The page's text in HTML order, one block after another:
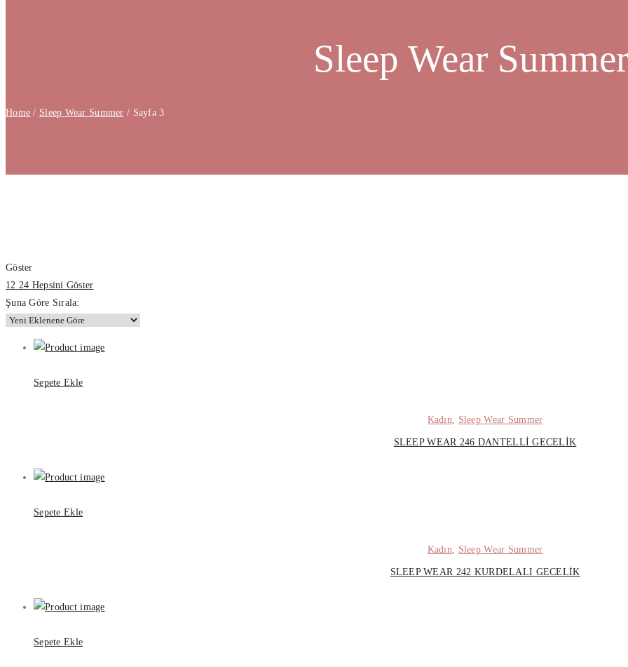
Sleep Wear Summer
Home / Sleep Wear Summer / Sayfa 3
Göster
12 24 Hepsini Göster
Şuna Göre Sırala:
Sepete Ekle
Kadın Sleep Wear Summer
SLEEP WEAR 246 DANTELLI GECELIK
Sepete Ekle
Kadın Sleep Wear Summer
SLEEP WEAR 242 KURDELALI GECELIK
Sepete Ekle